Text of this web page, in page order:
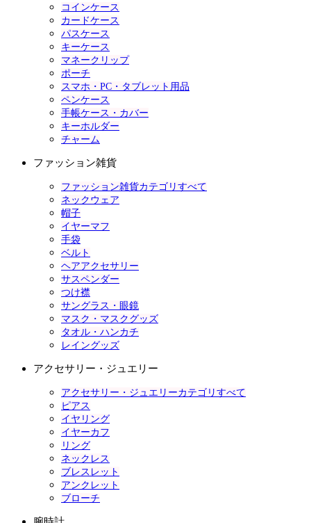
コインケース
カードケース
パスケース
キーケース
マネークリップ
ポーチ
スマホ・PC・タブレット用品
ペンケース
手帳ケース・カバー
キーホルダー
チャーム
ファッション雑貨
ファッション雑貨カテゴリすべて
ネックウェア
帽子
イヤーマフ
手袋
ベルト
ヘアアクセサリー
サスペンダー
つけ襟
サングラス・眼鏡
マスク・マスクグッズ
タオル・ハンカチ
レイングッズ
アクセサリー・ジュエリー
アクセサリー・ジュエリーカテゴリすべて
ピアス
イヤリング
イヤーカフ
リング
ネックレス
ブレスレット
アンクレット
ブローチ